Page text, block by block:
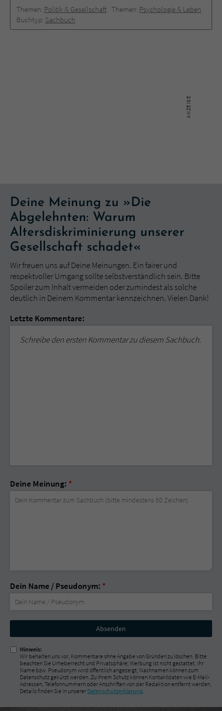
Themen: Politik & Gesellschaft Themen: Psychologie & Leben
Buchtyp: Sachbuch
Deine Meinung zu »Die
Abgelehnten: Warum
Altersdiskriminierung unserer
Gesellschaft schadet«
Wir freuen uns auf Deine Meinungen. Ein fairer und
respektvoller Umgang sollte selbstverständlich sein. Bitte
Spoiler zum Inhalt vermeiden oder zumindest als solche
deutlich in Deinem Kommentar kennzeichnen. Vielen Dank!
Letzte Kommentare:
Schreibe den ersten Kommentar zu diesem Sachbuch.
Deine Meinung: *
Dein Name / Pseudonym: *
Nicht
ausfüllen!
Hinweis:
Wir behalten uns vor, Kommentare ohne Angabe von Gründen zu löschen. Bitte
beachten Sie Urheberrecht und Privatsphäre; Werbung ist nicht gestattet. Ihr
Name bzw. Pseudonym wird öffentlich angezeigt; Nachnamen können zum
Datenschutz gekürzt werden. Zu Ihrem Schutz können Kontaktdaten wie E-Mail-
Adressen, Telefonnummern oder Anschriften von der Redaktion entfernt werden.
Details finden Sie in unserer Datenschutzerklärung.